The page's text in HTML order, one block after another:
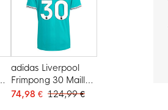
adidas Liverpool
Frimpong 30 Maillot
3rd 2025-2026
74,98 € 124,99 €